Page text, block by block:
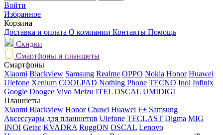
Войти
Избранное
Корзина
Доставка и оплата О компании Контакты Помощь
Скидки
Смартфоны и планшеты
Смартфоны
Xiaomi Blackview Samsung Realme OPPO Nokia Honor Huawei
Ulefone Xenium COOLPAD Nothing Phone TECNO Inoi Infinix
Google Doogee Vivo Meizu ITEL OSCAL UMIDIGI
Планшеты
Xiaomi Blackview Honor Chuwi Huawei F+ Samsung
Аксессуары для планшетов Ulefone TECLAST Digma MIG
INOI Getac KVADRA RuggON OSCAL Lenovo